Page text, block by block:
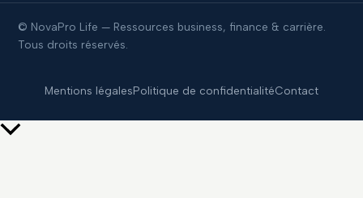
© NovaPro Life — Ressources business, finance & carrière.
Tous droits réservés.
Mentions légalesPolitique de confidentialitéContact